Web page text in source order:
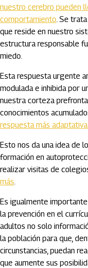
nuestro cerebro pueden
comportamiento. Se
que reside en nuestro
estructura responsable
miedo.
Esta respuesta urgente
modulada e inhibida por
nuestra corteza
conocimientos
respuesta más
Esto nos da una idea de
formación en
realizar visitas de
más.
Es igualmente
la prevención en el
adultos no solo
la población para que,
circunstancias, puedan
que aumente sus